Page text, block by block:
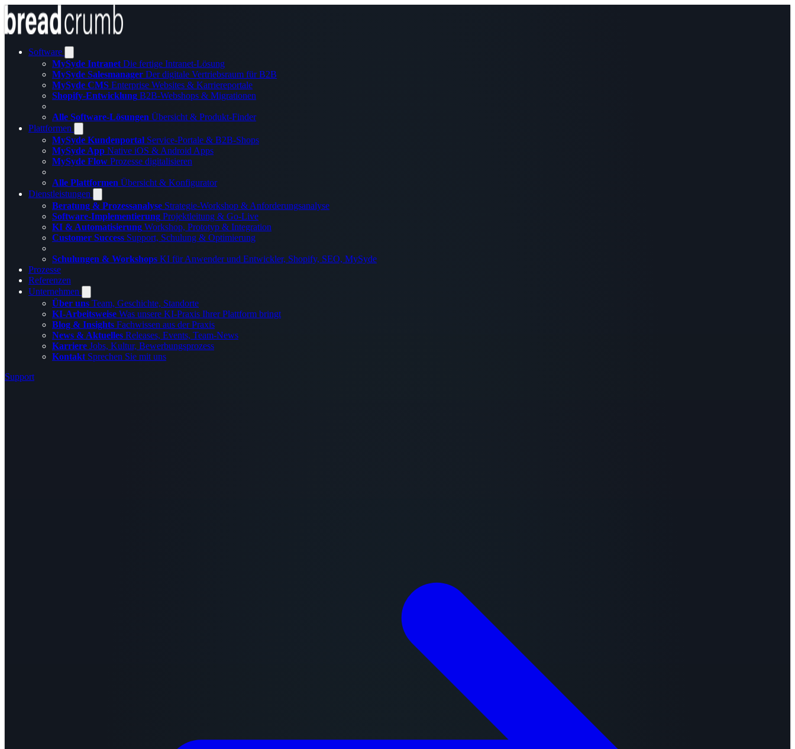
Software
MySyde Intranet Die fertige Intranet-Lösung
MySyde Salesmanager Der digitale Vertriebsraum für B2B
MySyde CMS Enterprise Websites & Karriereportale
Shopify-Entwicklung B2B-Webshops & Migrationen
Alle Software-Lösungen Übersicht & Produkt-Finder
Plattformen
MySyde Kundenportal Service-Portale & B2B-Shops
MySyde App Native iOS & Android Apps
MySyde Flow Prozesse digitalisieren
Alle Plattformen Übersicht & Konfigurator
Dienstleistungen
Beratung & Prozessanalyse Strategie-Workshop & Anforderungsanalyse
Software-Implementierung Projektleitung & Go-Live
KI & Automatisierung Workshop, Prototyp & Integration
Customer Success Support, Schulung & Optimierung
Schulungen & Workshops KI für Anwender und Entwickler, Shopify, SEO, MySyde
Prozesse
Referenzen
Unternehmen
Über uns Team, Geschichte, Standorte
KI-Arbeitsweise Was unsere KI-Praxis Ihrer Plattform bringt
Blog & Insights Fachwissen aus der Praxis
News & Aktuelles Releases, Events, Team-News
Karriere Jobs, Kultur, Bewerbungsprozess
Kontakt Sprechen Sie mit uns
Support